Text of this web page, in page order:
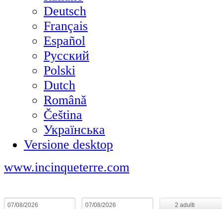
Deutsch
Français
Español
Русский
Polski
Dutch
Română
Čeština
Українська
Versione desktop
www.incinqueterre.com
2 adulti